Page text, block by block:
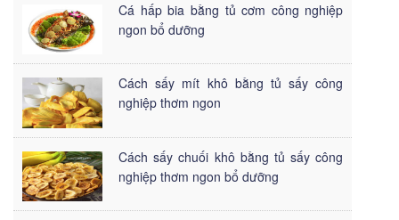
Cá hấp bia bằng tủ cơm công nghiệp
ngon bổ dưỡng
Cách sấy mít khô bằng tủ sấy công
nghiệp thơm ngon
Cách sấy chuối khô bằng tủ sấy công
nghiệp thơm ngon bổ dưỡng